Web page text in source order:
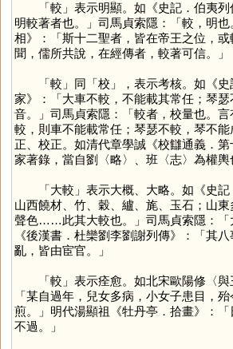
「較 」表示明顯。如《史記．伯夷
明較著者也。」司馬貞索隱：「較，明
相》：「斯十二聖者，皆在帝王之位，
聞，儒所共說，在經傳者，較著可信。」
「較 」同「校 」，表示考核。如《
家》：「大車不較，不能載其常任；琴
音。」司馬貞索隱：「較者，校量也。
較，則車不能載常任；琴瑟不較，琴不
正、校正。如清代章學誠《校讎通義．
家著錄，當自劉〈略〉、班〈志〉為權輿
「大較」表示大概、大略。如《史記
山西饒材、竹、穀、纑、旄、玉石；山東
聲色……此其大較也。」司馬貞索隱：「
《後漢書．杜欒劉李劉謝列傳》：「其
亂，皆由宦官。」
「較 」表示痊愈。如北宋歐陽修〈與
「某自過年，兒女多病，小女子患目，
煎。」明代湯顯祖《牡丹亭．拾畫》：
不過。」